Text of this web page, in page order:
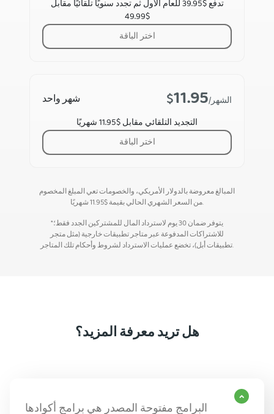
شهر واحد $11.95 /الشهر
التجديد التلقائي مقابل $11.95 شهريًا
اختر الباقة
تدفع $39.95 للعام الأول ثم تجدد سنويًا تلقائيًا مقابل
$49.99
اختر الباقة
المبالغ معروضة بالدولار الأمريكي، والخصومات تعي المبلغ المخصوم
من السعر الشهري الحالي بقيمة$
11.95
شهريًا.
*يتوفر ضمان 30 يوم لاسترداد المال للمشتركين الجدد فقط؛
للاشتراكات المدفوعة عبر متاجر تطبيقات خارجية (مثل متجر
تطبيقات أبل)، تخضع عمليات الاسترداد لشروط وأحكام تلك المتاجر.
هل تريد معرفة المزيد؟
البرامج مفتوحة المصدر هي برامج أكوادها